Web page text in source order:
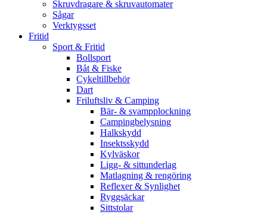
Skruvdragare & skruvautomater
Sågar
Verktygsset
Fritid
Sport & Fritid
Bollsport
Båt & Fiske
Cykeltillbehör
Dart
Friluftsliv & Camping
Bär- & svampplockning
Campingbelysning
Halkskydd
Insektsskydd
Kylväskor
Ligg- & sittunderlag
Matlagning & rengöring
Reflexer & Synlighet
Ryggsäckar
Sittstolar